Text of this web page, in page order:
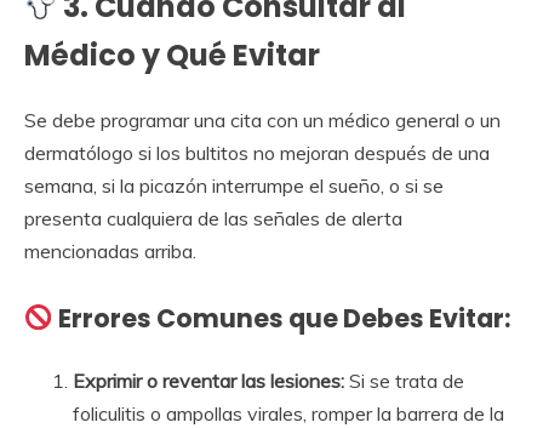
Médico y Qué Evitar
Se debe programar una cita con un médico general o un
dermatólogo si los bultitos no mejoran después de una
semana, si la picazón interrumpe el sueño, o si se
presenta cualquiera de las señales de alerta
mencionadas arriba.
Errores Comunes que Debes Evitar:
Exprimir o reventar las lesiones: Si se trata de
foliculitis o ampollas virales, romper la barrera de la